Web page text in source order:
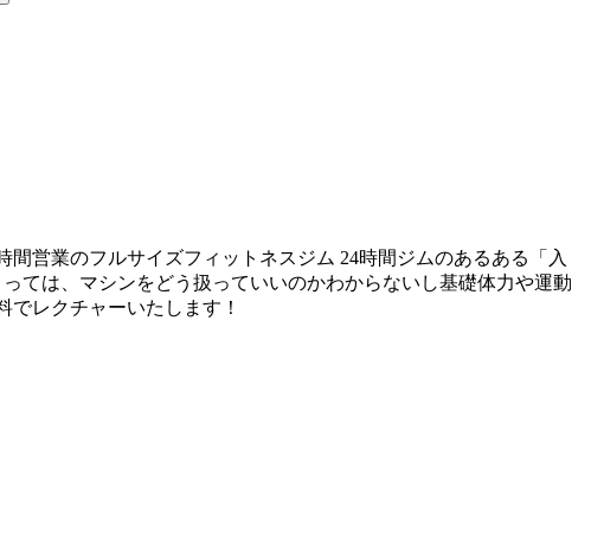
営業のフルサイズフィットネスジム 24時間ジムのあるある「入
ては、マシンをどう扱っていいのかわからないし基礎体力や運動
レクチャーいたします！